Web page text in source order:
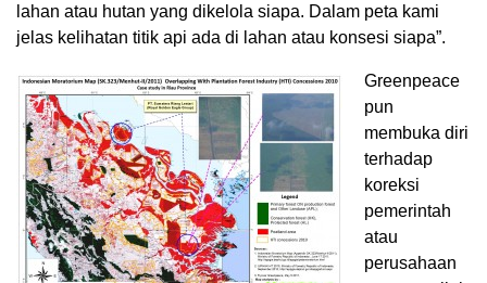
lahan atau hutan yang dikelola siapa. Dalam peta kami
jelas kelihatan titik api ada di lahan atau konsesi siapa”.
Greenpeace
pun
membuka diri
terhadap
koreksi
pemerintah
atau
perusahaan